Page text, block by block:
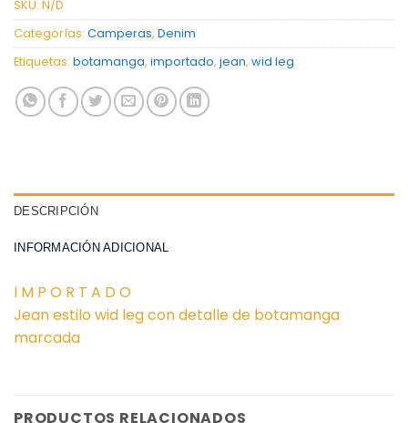
SKU: N/D
Categorías: Camperas, Denim
Etiquetas: botamanga, importado, jean, wid leg
DESCRIPCIÓN
INFORMACIÓN ADICIONAL
I M P O R T A D O
Jean estilo wid leg con detalle de botamanga
marcada
PRODUCTOS RELACIONADOS